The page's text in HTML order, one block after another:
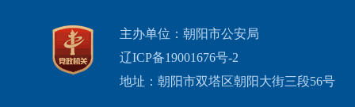
主办单位：朝阳市公安局
辽ICP备19001676号-2
地址：朝阳市双塔区朝阳大街三段56号